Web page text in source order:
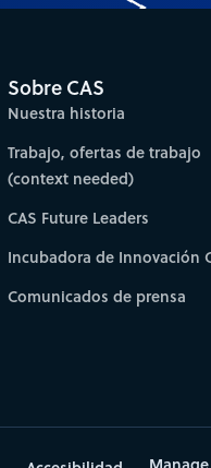
Sobre CAS
Nuestra historia
Trabajo, ofertas de trabajo
(context needed)
CAS Future Leaders
Incubadora de Innovación
Comunicados de prensa